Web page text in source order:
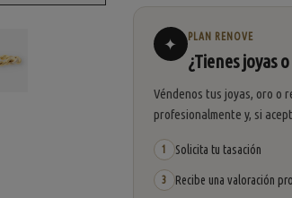
✦ PLAN RENOVE
¿Tienes joyas
Véndenos tus joyas, oro o
profesionalmente y, si
1 Solicita tu tasación
3 Recibe una valoración